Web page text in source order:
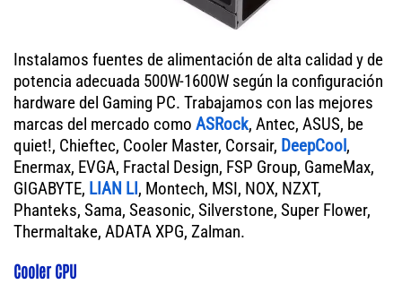
Instalamos fuentes de alimentación de alta calidad y de
potencia adecuada 500W-1600W según la configuración
hardware del Gaming PC. Trabajamos con las mejores
marcas del mercado como ASRock, Antec, ASUS, be
quiet!, Chieftec, Cooler Master, Corsair, DeepCool,
Enermax, EVGA, Fractal Design, FSP Group, GameMax,
GIGABYTE, LIAN LI, Montech, MSI, NOX, NZXT,
Phanteks, Sama, Seasonic, Silverstone, Super Flower,
Thermaltake, ADATA XPG, Zalman.
Cooler CPU